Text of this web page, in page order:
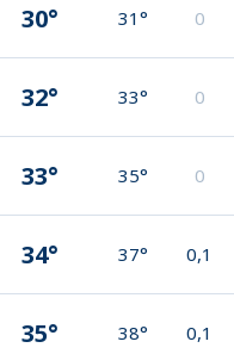
30° 31° 0
32° 33° 0
33° 35° 0
34° 37° 0,1
35° 38° 0,1